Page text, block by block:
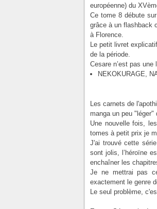
européenne) du
Ce tome 8 débute
grâce à un flashback
à Florence.
Le petit livret
de la période.
Cesare n’est pas
NEKOKURAGE,
Les carnets de
manga un peu "léger"
Une nouvelle fois,
tomes à petit prix je
J'ai trouvé cette
sont jolis, l’héroïne
enchaîner les
Je ne mettrai pas
exactement le genre
Le seul problème,